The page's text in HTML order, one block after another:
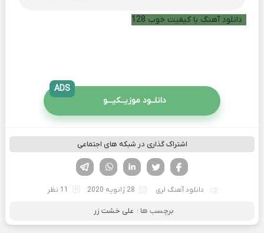
دانلود آهنگ با کیفیت خوب 128
دانلــود موزیــکیـــو
ADS
اشتراک گذاری در شبکه های اجتماعی
لینکدین تویتر
فیسوک
دانلود آهنگ لری 28 ژانویه 2020 11 نظر
برچسب ها : علی خشت زر